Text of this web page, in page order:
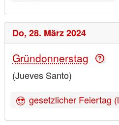
Do, 28. März 2024
Gründonnerstag
(Jueves Santo)
gesetzlicher Feiertag